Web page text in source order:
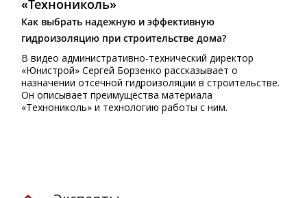
«Технониколь»
Как выбрать надежную и эффективную
гидроизоляцию при строительстве дома?
В видео административно-технический директор
«Юнистрой» Сергей Борзенко рассказывает о
назначении отсечной гидроизоляции в строительстве.
Он описывает преимущества материала
«Технониколь» и технологию работы с ним.